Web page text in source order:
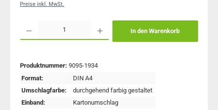
Preise inkl. MwSt.
In den Warenkorb
Produktnummer: 9095-1934
Format:
DIN A4
Umschlagfarbe:
durchgehend farbig gestaltet
Einband:
Kartonumschlag